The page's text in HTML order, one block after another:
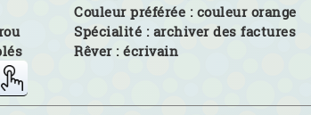
Couleur préférée : couleur orange
Spécialité : archiver des factures
Rêver :écrivain